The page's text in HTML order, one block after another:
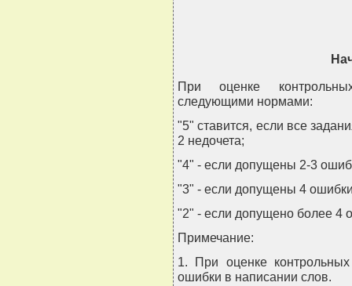
При оценке
следующими нормами:
"5" ставится, если все
2 недочета;
"4" - если допущены 2-3
"3" - если допущены 4
"2" - если допущено более 4
Примечание:
1. При оценке
ошибки в написании слов.